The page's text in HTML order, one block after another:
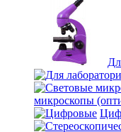
микроскопы